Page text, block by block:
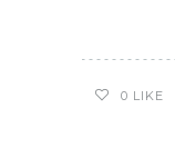
0 LIKE